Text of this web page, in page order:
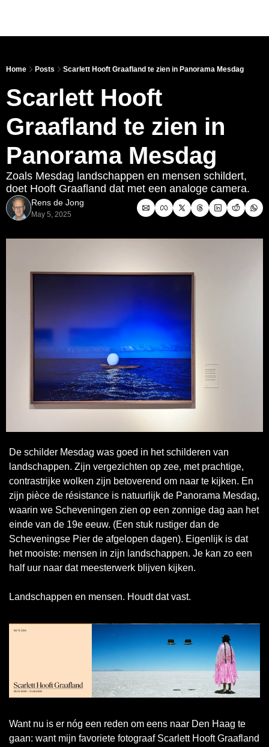
Home Posts Scarlett Hooft Graafland te zien in Panorama Mesdag
Scarlett Hooft
Graafland te zien in
Panorama Mesdag
Zoals Mesdag landschappen en mensen schildert,
doet Hooft Graafland dat met een analoge camera.
Rens de Jong
May 5, 2025
De schilder Mesdag was goed in het schilderen van
landschappen. Zijn vergezichten op zee, met prachtige,
contrastrijke wolken zijn betoverend om naar te kijken. En
zijn pièce de résistance is natuurlijk de Panorama Mesdag,
waarin we Scheveningen zien op een zonnige dag aan het
einde van de 19e eeuw. (Een stuk rustiger dan de
Scheveningse Pier de afgelopen dagen). Eigenlijk is dat
het mooiste: mensen in zijn landschappen. Je kan zo een
half uur naar dat meesterwerk blijven kijken.
Landschappen en mensen. Houdt dat vast.
Want nu is er nóg een reden om eens naar Den Haag te
gaan: want mijn favoriete fotograaf Scarlett Hooft Graafland